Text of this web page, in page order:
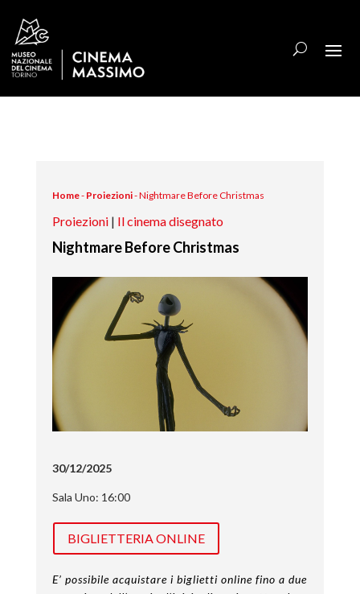
Home- Proiezioni-Nightmare Before Christmas
Proiezioni| Il cinema disegnato
Nightmare Before Christmas
30/12/2025
Sala Uno: 16:00
BIGLIETTERIA ONLINE
E’ possibile acquistare i biglietti online fino a due